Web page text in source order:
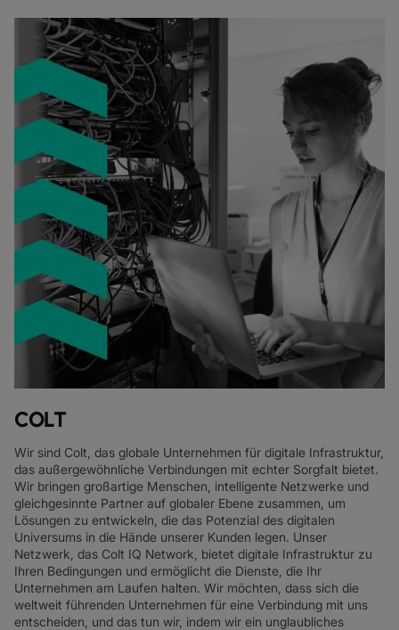
COLT
Wir sind Colt, das globale Unternehmen für digitale Infrastruktur,
das außergewöhnliche Verbindungen mit echter Sorgfalt bietet.
Wir bringen großartige Menschen, intelligente Netzwerke und
gleichgesinnte Partner auf globaler Ebene zusammen, um
Lösungen zu entwickeln, die das Potenzial des digitalen
Universums in die Hände unserer Kunden legen. Unser
Netzwerk, das Colt IQ Network, bietet digitale Infrastruktur zu
Ihren Bedingungen und ermöglicht die Dienste, die Ihr
Unternehmen am Laufen halten. Wir möchten, dass sich die
weltweit führenden Unternehmen für eine Verbindung mit uns
entscheiden, und das tun wir, indem wir ein unglaubliches